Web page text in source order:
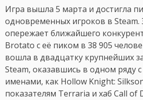
Игра вышла 5 марта и достигла
одновременных игроков в Steam.
опережает ближайшего
Brotato с её пиком в 38 905
вошла в двадцатку крупнейших
Steam, оказавшись в одном ряду
именами, как Hollow Knight:
показателям Terraria и хаб Call of